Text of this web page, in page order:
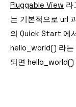
Pluggable View 라
는 기본적으로 url
의 Quick Start 에
hello_world() 라는
되면 hello_world()